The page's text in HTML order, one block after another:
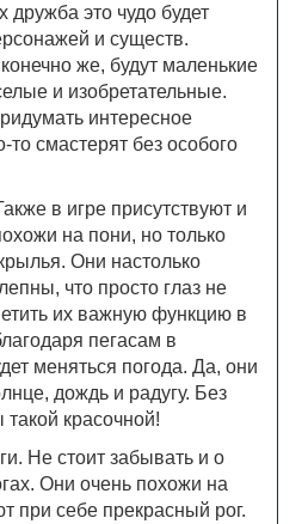
это чудо будет
и существ.
же, будут маленькие
и изобретательные.
интересное
то смастерят без особого
в игре присутствуют и
на пони, но только
Они настолько
что просто глаз не
их важную функцию в
пегасам в
меняться погода. Да, они
дождь и радугу. Без
красочной!
Не стоит забывать и о
Они очень похожи на
при себе прекрасный рог.